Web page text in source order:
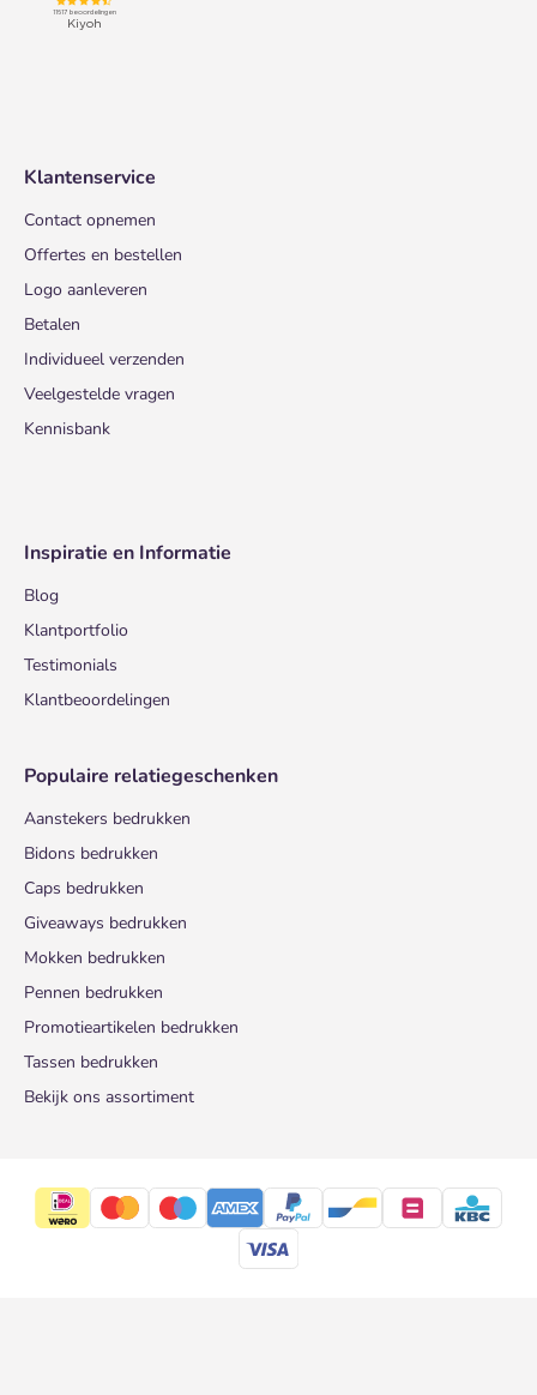
Klantenservice
Contact opnemen
Offertes en bestellen
Logo aanleveren
Betalen
Individueel verzenden
Veelgestelde vragen
Kennisbank
Inspiratie en Informatie
Blog
Klantportfolio
Testimonials
Klantbeoordelingen
Populaire relatiegeschenken
Aanstekers bedrukken
Bidons bedrukken
Caps bedrukken
Giveaways bedrukken
Mokken bedrukken
Pennen bedrukken
Promotieartikelen bedrukken
Tassen bedrukken
Bekijk ons assortiment